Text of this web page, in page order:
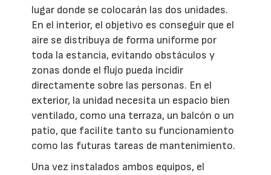
lugar donde se colocarán las dos unidades.
En el interior, el objetivo es conseguir que el
aire se distribuya de forma uniforme por
toda la estancia, evitando obstáculos y
zonas donde el flujo pueda incidir
directamente sobre las personas. En el
exterior, la unidad necesita un espacio bien
ventilado, como una terraza, un balcón o un
patio, que facilite tanto su funcionamiento
como las futuras tareas de mantenimiento.
Una vez instalados ambos equipos, el